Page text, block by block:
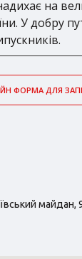
на
У добру
ФОРМА ДЛЯ
майдан,